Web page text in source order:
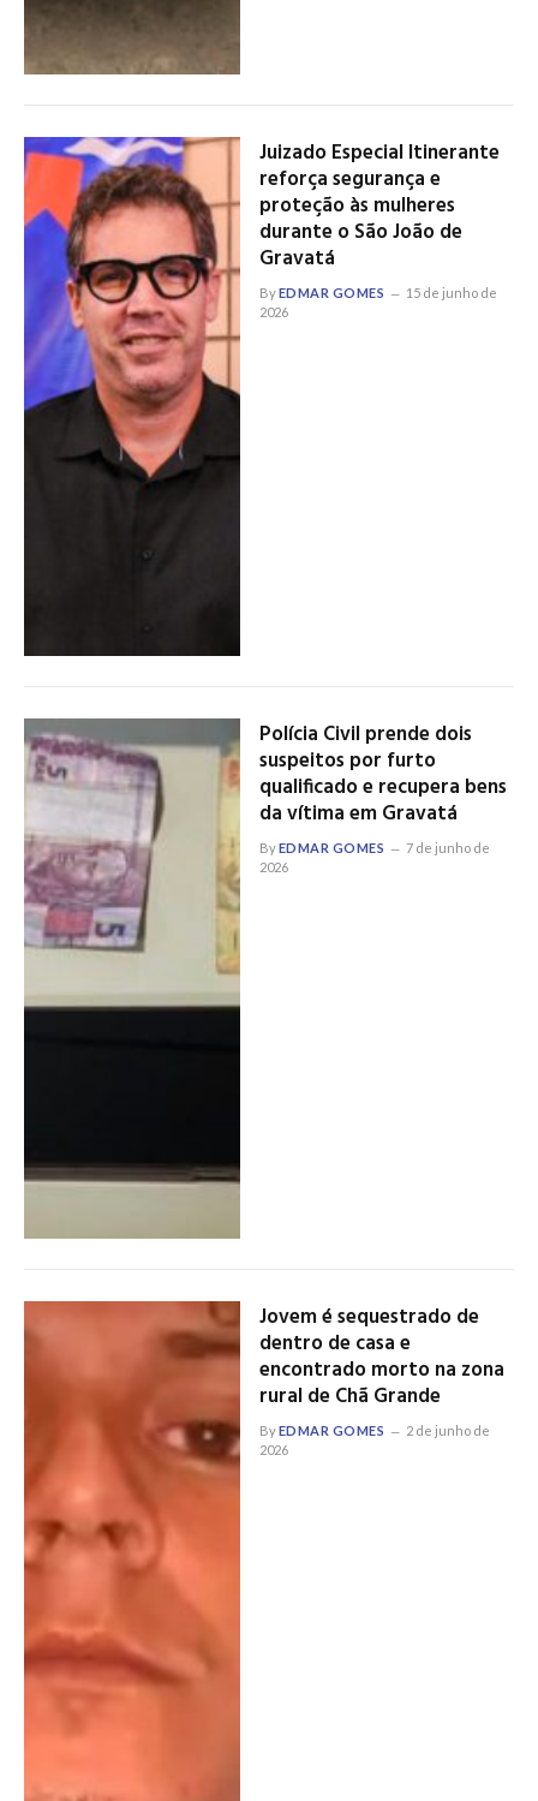
Juizado Especial Itinerante
reforça segurança e
proteção às mulheres
durante o São João de
Gravatá
ByEDMAR GOMES
15 de junho de
2026
Polícia Civil prende dois
suspeitos por furto
qualificado e recupera bens
da vítima em Gravatá
ByEDMAR GOMES
7 de junho de
2026
Jovem é sequestrado de
dentro de casa e
encontrado morto na zona
rural de Chã Grande
ByEDMAR GOMES
2 de junho de
2026